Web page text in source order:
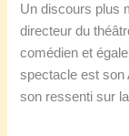
Un discours plus
directeur du
comédien et
spectacle est son
son ressenti sur